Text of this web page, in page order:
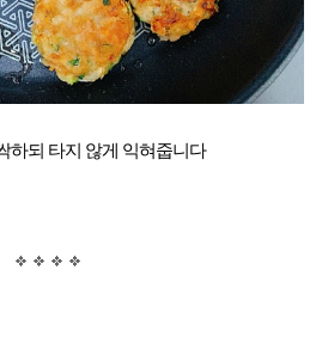
하되 타지 않게 익혀줍니다